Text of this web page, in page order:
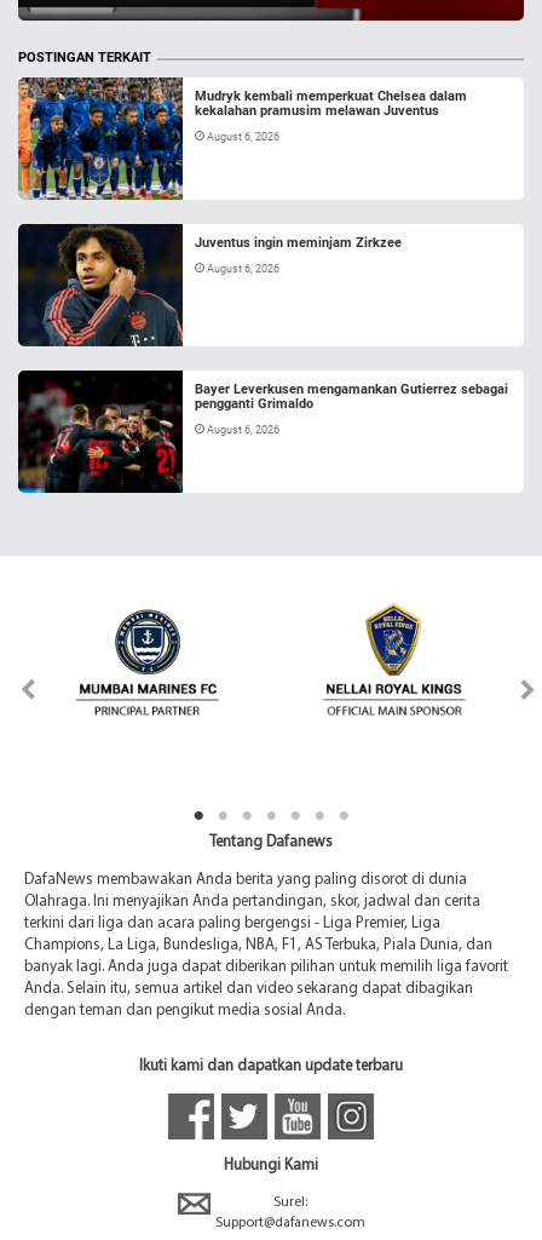
POSTINGAN TERKAIT
Mudryk kembali memperkuat Chelsea dalam
kekalahan pramusim melawan Juventus
August 6, 2026
Juventus ingin meminjam Zirkzee
August 6, 2026
Bayer Leverkusen mengamankan Gutierrez sebagai
pengganti Grimaldo
August 6, 2026
Tentang Dafanews
DafaNews membawakan Anda berita yang paling disorot di dunia
Olahraga. Ini menyajikan Anda pertandingan, skor, jadwal dan cerita
terkini dari liga dan acara paling bergengsi - Liga Premier, Liga
Champions, La Liga, Bundesliga, NBA, F1, AS Terbuka, Piala Dunia, dan
banyak lagi. Anda juga dapat diberikan pilihan untuk memilih liga favorit
Anda. Selain itu, semua artikel dan video sekarang dapat dibagikan
dengan teman dan pengikut media sosial Anda.
Ikuti kami dan dapatkan update terbaru
Hubungi Kami
Surel:
Support@dafanews.com